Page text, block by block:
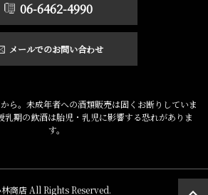
06-6462-4990
メールでのお問い合わせ
ら。未成年者への酒類販売は固くお断りしていま
乳期の飲酒は胎児・乳児に影響する恐れがありま
す。
商店 All Rights Reserved.